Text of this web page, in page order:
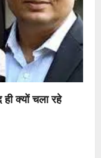
क्यों चला रहे